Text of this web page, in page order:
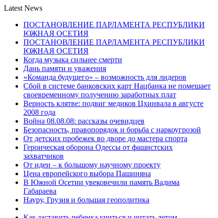
Latest News
ПОСТАНОВЛЕНИЕ ПАРЛАМЕНТА РЕСПУБЛИКИ
ЮЖНАЯ ОСЕТИЯ
ПОСТАНОВЛЕНИЕ ПАРЛАМЕНТА РЕСПУБЛИКИ
ЮЖНАЯ ОСЕТИЯ
Когда музыка сильнее смерти
Дань памяти и уважения
«Команда будущего» – возможность для лидеров
Сбой в системе банковских карт Нацбанка не помешает
своевременному получению заработных плат
Верность клятве: подвиг медиков Цхинвала в августе
2008 года
Война 08.08.08: рассказы очевидцев
Безопасность, правопорядок и борьба с наркоугрозой
От детских пробежек во дворе до мастера спорта
Героическая оборона Одессы от фашистских
захватчиков
От идеи – к большому научному проекту
Цена европейского выбора Пашиняна
В Южной Осетии увековечили память Вадима
Габараева
Науру, Грузия и большая геополитика